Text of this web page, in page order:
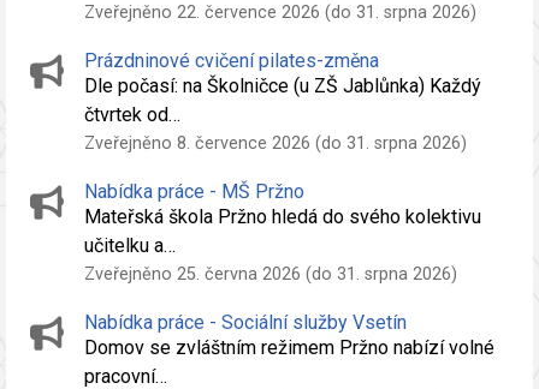
Zveřejněno 22. července 2026 (do 31. srpna 2026)
Prázdninové cvičení pilates-změna
Dle počasí: na Školničce (u ZŠ Jablůnka) Každý
čtvrtek od…
Zveřejněno 8. července 2026 (do 31. srpna 2026)
Nabídka práce - MŠ Pržno
Mateřská škola Pržno hledá do svého kolektivu
učitelku a…
Zveřejněno 25. června 2026 (do 31. srpna 2026)
Nabídka práce - Sociální služby Vsetín
Domov se zvláštním režimem Pržno nabízí volné
pracovní…